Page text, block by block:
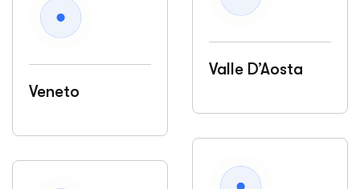
Valle D’Aosta
Veneto